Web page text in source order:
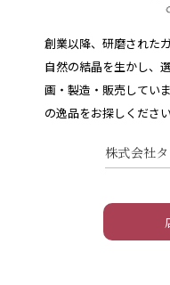
創業以降、研磨された
自然の結晶を生かし、
画・製造・販売していま
の逸品をお探しください
株式会社